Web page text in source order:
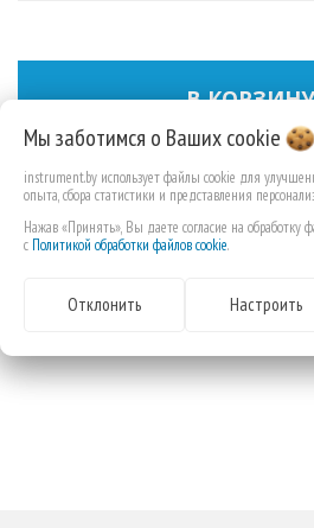
В КОРЗИНУ
Цанговый зажим 3/8'' для DRT50
Мы заботимся о Вашихcookie
instrument.by использует файлы cookie для
опыта, сбора статистики и представления
Нажав «Принять», Вы даете согласие на обработку
с Политикой обработки файлов cookie.
Отклонить Настроить